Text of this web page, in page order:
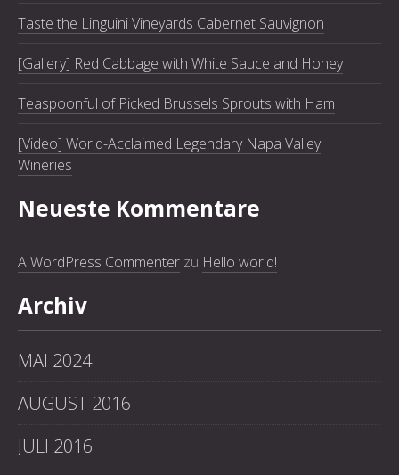
Taste the Linguini Vineyards Cabernet Sauvignon
[Gallery] Red Cabbage with White Sauce and Honey
Teaspoonful of Picked Brussels Sprouts with Ham
[Video] World-Acclaimed Legendary Napa Valley
Wineries
Neueste Kommentare
A WordPress Commenter zu Hello world!
Archiv
MAI 2024
AUGUST 2016
JULI 2016